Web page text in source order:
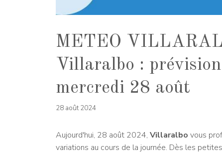
METEO
Villaralbo :
mercredi 28 août
28 août 2024
Aujourd'hui, 28 août 2024, Villaralbo vous
variations au cours de la journée. Dès les